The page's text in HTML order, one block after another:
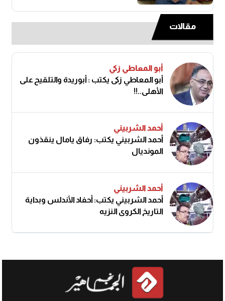
مقالات
أبو المعاطي زكي
أبو المعاطي زكى يكتب : أبوريدة والتلقيح على
الأهلى..!!
أحمد الشربيني
أحمد الشربيني يكتب: رفاق يامال ينقذون
المونديال
أحمد الشربيني
أحمد الشربيني يكتب: أحفاد الأندلس وبداية
التاريخ الكروي النزيه